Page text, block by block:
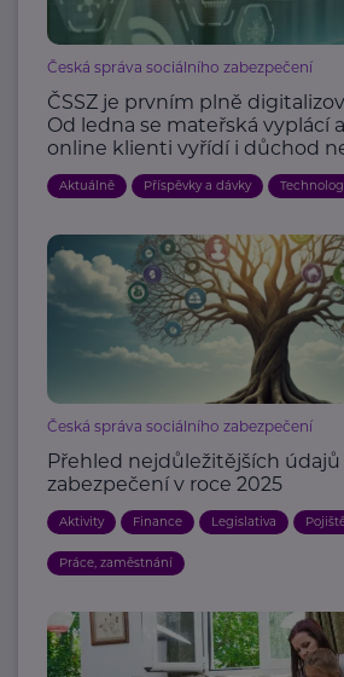
Česká správa sociálního zabezpečení
ČSSZ je prvním plně
Od ledna se mateřská vyplácí
online klienti vyřídí i důchod
Aktuálně Příspěvky a dávky
Česká správa sociálního zabezpečení
Přehled nejdůležitějších
zabezpečení v roce 2025
Aktivity Finance Legislativa
Práce, zaměstnání